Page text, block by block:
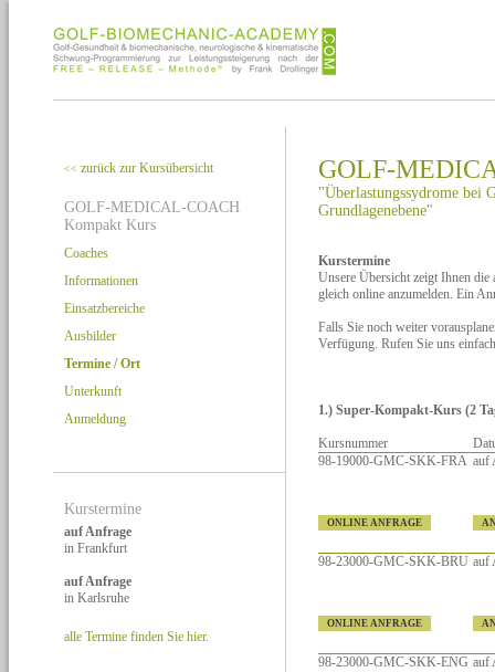
<< zurück zur Kursübersicht
GOLF-MEDICAL-COACH
Kompakt Kurs
Coaches
Informationen
Einsatzbereiche
Ausbilder
Termine / Ort
Unterkunft
Anmeldung
Kurstermine
auf Anfrage
in Frankfurt
auf Anfrage
in Karlsruhe
alle Termine finden Sie hier.
GOLF-
"Überlastungssydrome bei
Grundlagenebene"
Kurstermine
Unsere Übersicht zeigt Ihnen
gleich online anzumelden. Ein
Falls Sie noch weiter
Verfügung. Rufen Sie uns
1.) Super-Kompakt-Kurs (2
Kursnummer
98-19000-GMC-SKK-FRA auf
ONLINE ANFRAGE
98-23000-GMC-SKK-BRU auf
ONLINE ANFRAGE
98-23000-GMC-SKK-ENG auf